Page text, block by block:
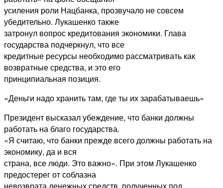
усиления роли Нацбанка, прозвучало не совсем
убедительно. Лукашенко также
затронул вопрос кредитования экономики. Глава
государства подчеркнул, что все
кредитные ресурсы необходимо рассматривать как
возвратные средства, и это его
принципиальная позиция.
«Деньги надо хранить там, где ты их зарабатываешь»
Президент высказал убеждение, что банки должны
работать на благо государства.
«Я считаю, что банки прежде всего должны работать на
экономику, да и вся
страна, все люди. Это важно». При этом Лукашенко
предостерег от соблазна